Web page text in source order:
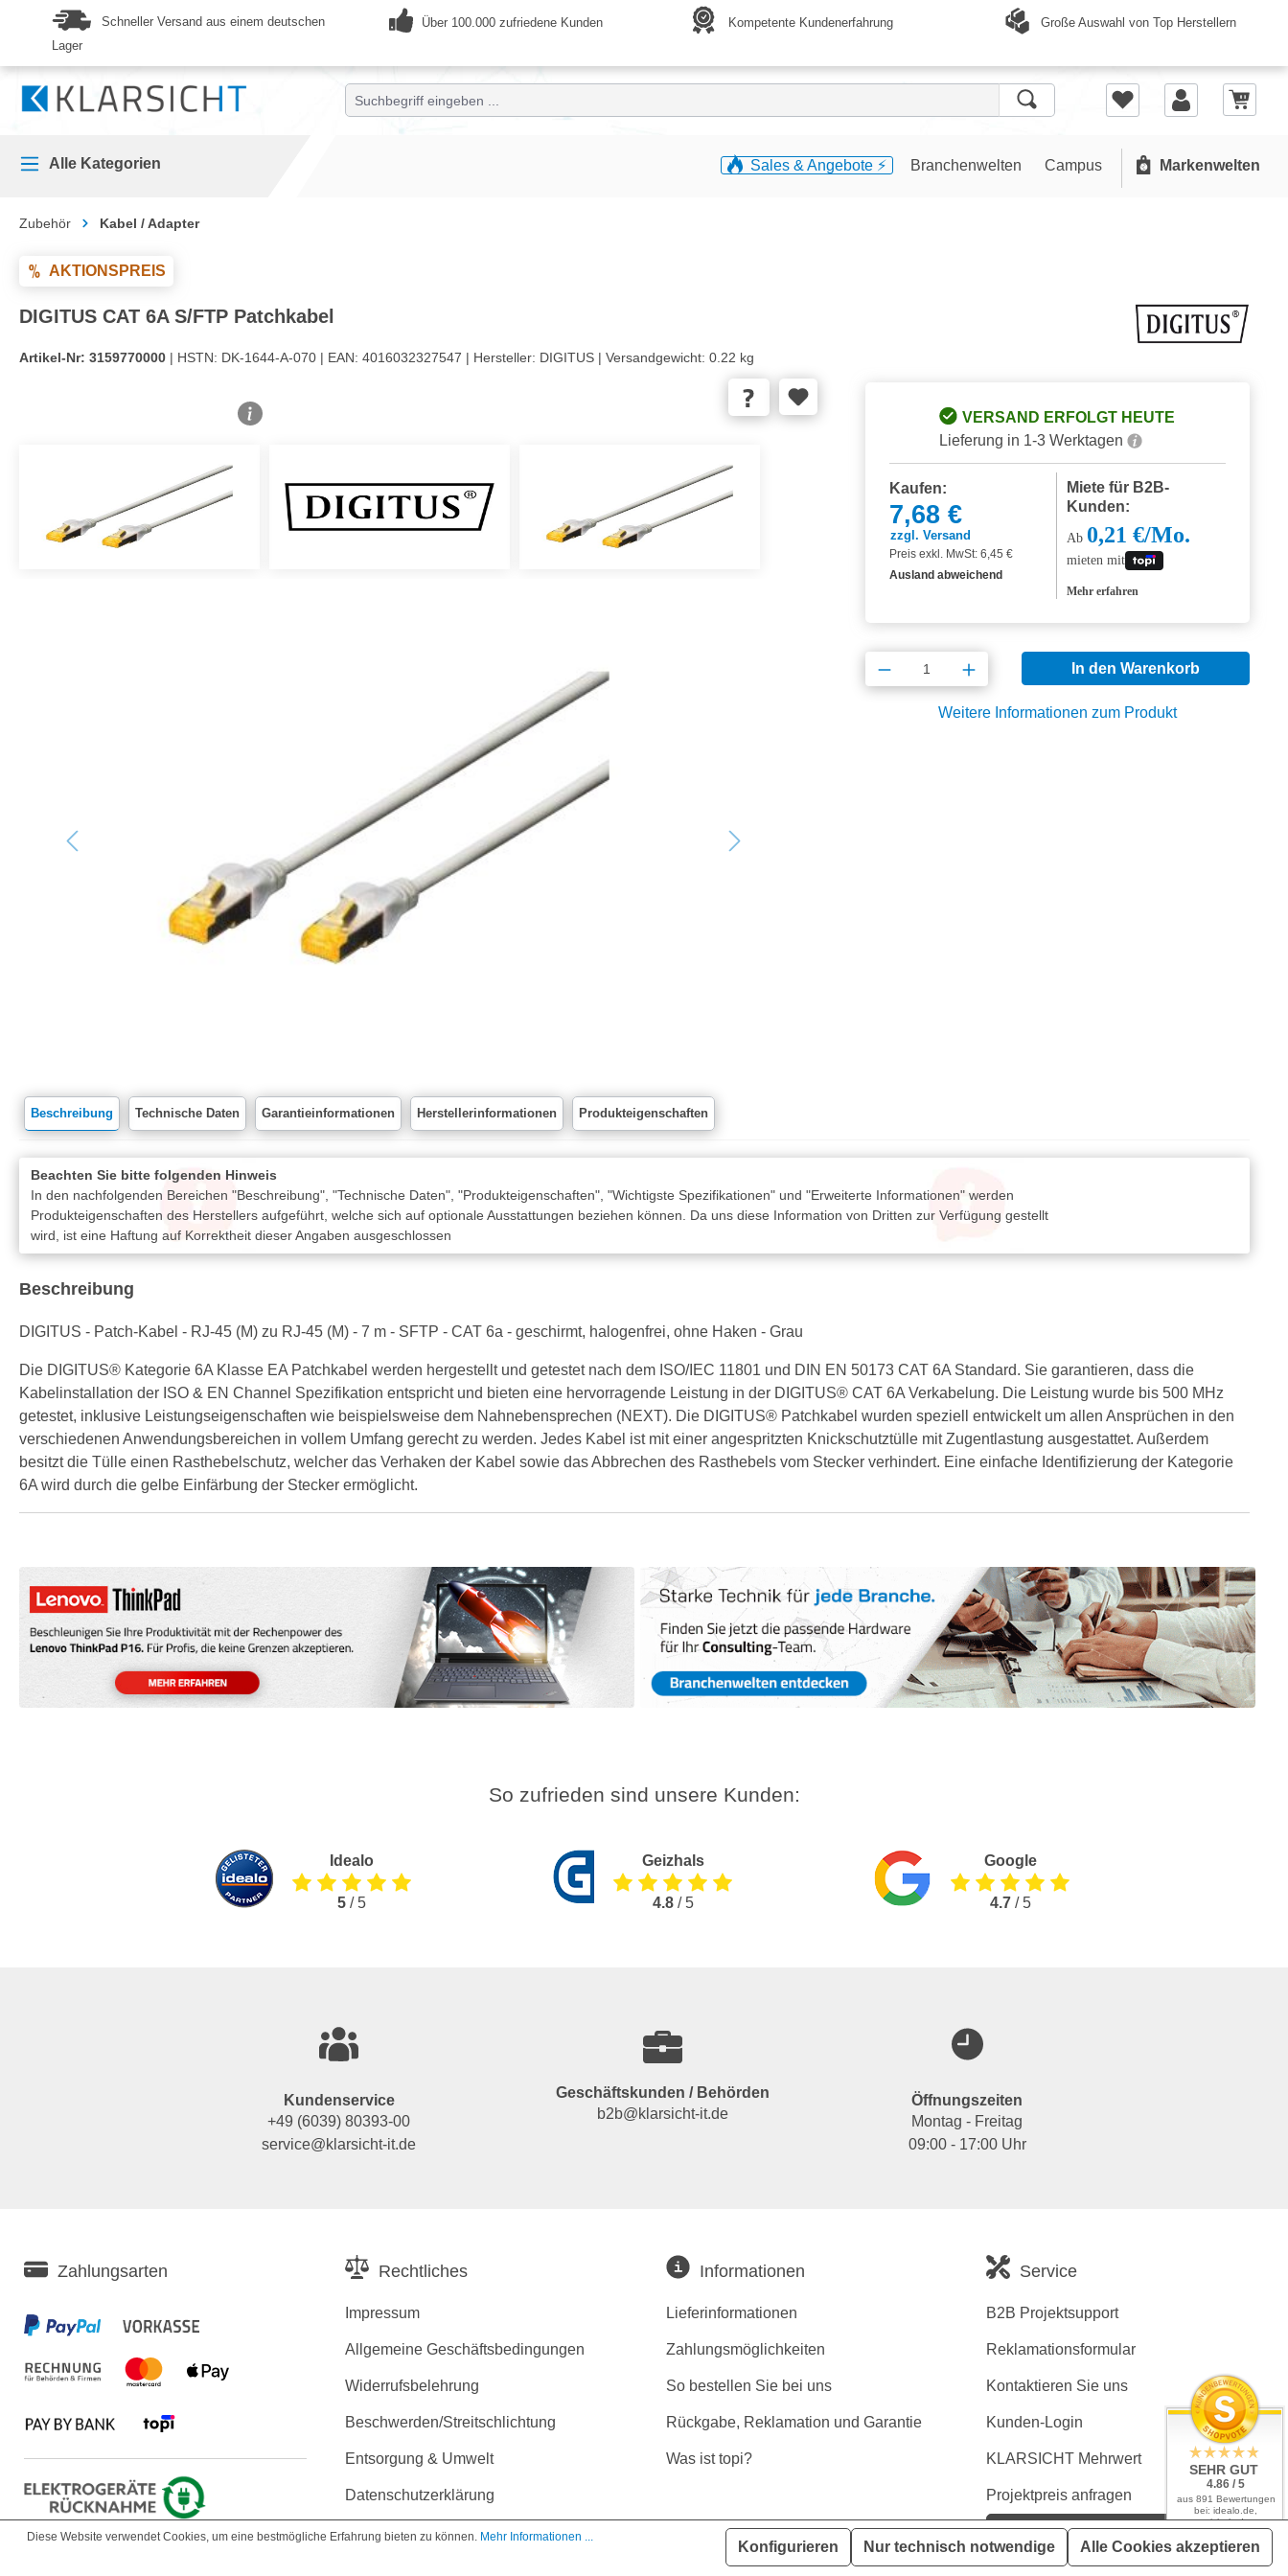
Zur Hauptnavigation springen
Schneller Versand aus einem deutschen
Lager
Über 100.000 zufriedene Kunden Kompetente Kundenerfahrung Große Auswahl von Top Herstellern
Alle Kategorien Sales & Angebote ⚡️ Branchenwelten Campus Markenwelten
Zubehör Kabel / Adapter
AKTIONSPREIS
DIGITUS CAT 6A S/FTP Patchkabel
Artikel-Nr: 3159770000 | HSTN: DK-1644-A-070 | EAN: 4016032327547 | Hersteller: DIGITUS | Versandgewicht: 0.22 kg
VERSAND ERFOLGT HEUTE
Lieferung in 1-3 Werktagen
Kaufen:
7,68 €
zzgl. Versand
Preis exkl. MwSt: 6,45 €
Ausland abweichend
Miete für B2B-
Kunden:
Ab 0,21 €/Mo.
mieten mit
Mehr erfahren
Produkt Anzahl: Gib den gewünschten
In den Warenkorb
Weitere Informationen zum Produkt
Beschreibung Technische Daten Garantieinformationen Herstellerinformationen Produkteigenschaften
Beachten Sie bitte folgenden Hinweis
In den nachfolgenden Bereichen "Beschreibung", "Technische Daten", "Produkteigenschaften", "Wichtigste Spezifikationen" und "Erweiterte Informationen" werden
Produkteigenschaften des Herstellers aufgeführt, welche sich auf optionale Ausstattungen beziehen können. Da uns diese Information von Dritten zur Verfügung gestellt
wird, ist eine Haftung auf Korrektheit dieser Angaben ausgeschlossen
Beschreibung
DIGITUS - Patch-Kabel - RJ-45 (M) zu RJ-45 (M) - 7 m - SFTP - CAT 6a - geschirmt, halogenfrei, ohne Haken - Grau
Die DIGITUS® Kategorie 6A Klasse EA Patchkabel werden hergestellt und getestet nach dem ISO/IEC 11801 und DIN EN 50173 CAT 6A Standard. Sie garantieren, dass die
Kabelinstallation der ISO & EN Channel Spezifikation entspricht und bieten eine hervorragende Leistung in der DIGITUS® CAT 6A Verkabelung. Die Leistung wurde bis 500 MHz
getestet, inklusive Leistungseigenschaften wie beispielsweise dem Nahnebensprechen (NEXT). Die DIGITUS® Patchkabel wurden speziell entwickelt um allen Ansprüchen in den
verschiedenen Anwendungsbereichen in vollem Umfang gerecht zu werden. Jedes Kabel ist mit einer angespritzten Knickschutztülle mit Zugentlastung ausgestattet. Außerdem
besitzt die Tülle einen Rasthebelschutz, welcher das Verhaken der Kabel sowie das Abbrechen des Rasthebels vom Stecker verhindert. Eine einfache Identifizierung der Kategorie
6A wird durch die gelbe Einfärbung der Stecker ermöglicht.
So zufrieden sind unsere Kunden:
Idealo
5/ 5
Geizhals
4.8/ 5
Google
4.7/ 5
Kundenservice
+49 (6039) 80393-00
service@klarsicht-it.de
Geschäftskunden / Behörden
b2b@klarsicht-it.de
Öffnungszeiten
Montag - Freitag
09:00 - 17:00 Uhr
Zahlungsarten Rechtliches
Impressum
Allgemeine Geschäftsbedingungen
Widerrufsbelehrung
Beschwerden/Streitschlichtung
Entsorgung & Umwelt
Datenschutzerklärung
Erklärung zur Barrierefreiheit
Informationen
Lieferinformationen
Zahlungsmöglichkeiten
So bestellen Sie bei uns
Rückgabe, Reklamation und Garantie
Was ist topi?
Service
B2B Projektsupport
Reklamationsformular
Kontaktieren Sie uns
Kunden-Login
KLARSICHT Mehrwert
Projektpreis anfragen
Kaufvertrag widerrufen
Diese Website verwendet Cookies, um eine bestmögliche Erfahrung bieten zu können. Mehr Informationen ...
Konfigurieren Nur technisch notwendige Alle Cookies akzeptieren
SEHR GUT
4.86 / 5
aus 891 Bewertungen
bei: idealo.de,
geizhals.de,
shopvote.de